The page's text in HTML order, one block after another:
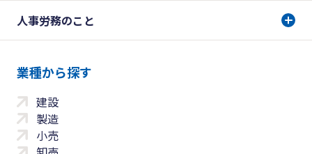
人事労務のこと
業種から探す
建設
製造
小売